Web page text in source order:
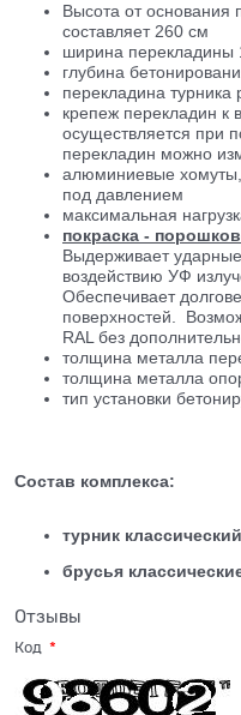
Высота от основания
составляет 260 см
ширина перекладины
глубина
перекладина
крепеж перекладин к
осуществляется при
перекладин можно
алюминиевые
под давлением
максимальная
покраска -
Выдерживает ударные
воздействию УФ
Обеспечивает
поверхностей.
RAL без
толщина металла
толщина металла
тип установки
Состав комплекса:
турник классический
брусья
Отзывы
Код